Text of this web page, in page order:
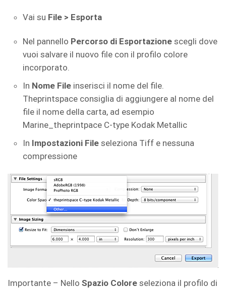
Vai su File > Esporta
Nel pannello Percorso di Esportazione scegli dove
vuoi salvare il nuovo file con il profilo colore
incorporato.
In Nome File inserisci il nome del file.
Theprintspace consiglia di aggiungere al nome del
file il nome della carta, ad esempio
Marine_theprintpace C-type Kodak Metallic
In Impostazioni File seleziona Tiff e nessuna
compressione
Importante – Nello Spazio Colore seleziona il profilo di